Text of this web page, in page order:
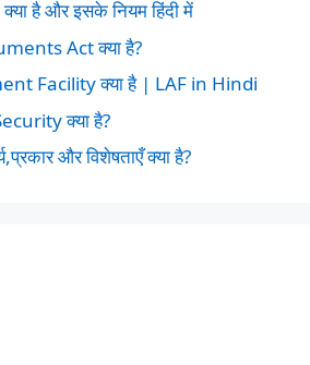
है और इसके नियम हिंदी में
Act क्या है?
Facility क्या है | LAF in Hindi
क्या है?
और विशेषताएँ क्या है?